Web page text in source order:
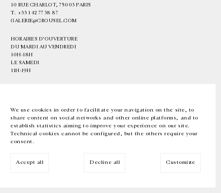
We use cookies in order to facilitate your navigation on the site, to
share content on social networks and other online platforms, and to
establish statistics aiming to improve your experience on our site.
Technical cookies cannot be configured, but the others require your
consent.
Accept all Decline all Customize
10 RUE CHARLOT, 75003 PARIS
T. +33 1 42 77 38 87
GALERIE@CROUSEL.COM
HORAIRES D'OUVERTURE
DU MARDI AU VENDREDI
10H-18H
LE SAMEDI
11H-19H
EN FR 中文 Facebook Instagram
Inscrivez-vous à notre newsletter